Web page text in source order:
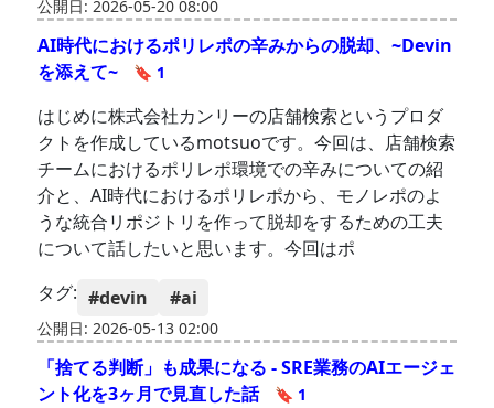
公開日: 2026-05-20 08:00
AI時代におけるポリレポの辛みからの脱却、~Devin
を添えて~
🔖 1
はじめに株式会社カンリーの店舗検索というプロダ
クトを作成しているmotsuoです。今回は、店舗検索
チームにおけるポリレポ環境での辛みについての紹
介と、AI時代におけるポリレポから、モノレポのよ
うな統合リポジトリを作って脱却をするための工夫
について話したいと思います。今回はポ
タグ: #devin #ai
公開日: 2026-05-13 02:00
「捨てる判断」も成果になる - SRE業務のAIエージェ
ント化を3ヶ月で見直した話
🔖 1